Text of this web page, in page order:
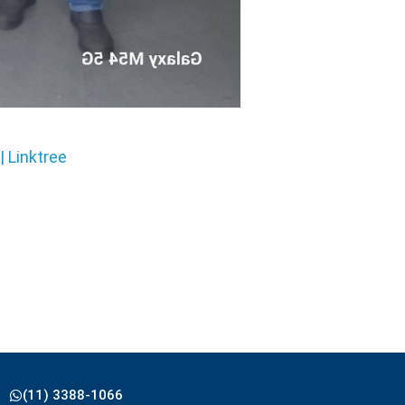
Linktree
(11) 3388-1066